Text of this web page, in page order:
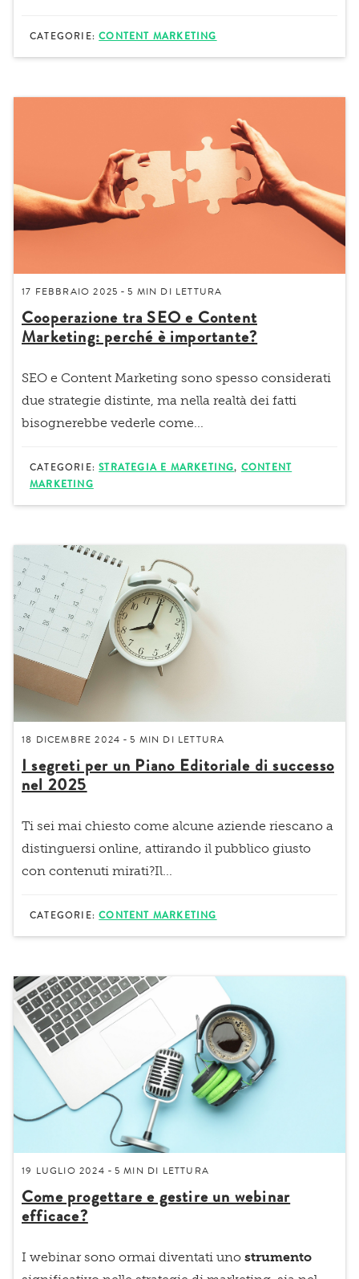
CATEGORIE:CONTENT MARKETING
17 FEBBRAIO 2025 -5 MIN DI LETTURA
Cooperazione tra SEO e Content
Marketing: perché è importante?
SEO e Content Marketing sono spesso considerati
due strategie distinte, ma nella realtà dei fatti
bisognerebbe vederle come...
CATEGORIE:STRATEGIA E MARKETING, CONTENT
MARKETING
18 DICEMBRE 2024 -5 MIN DI LETTURA
I segreti per un Piano Editoriale di successo
nel 2025
Ti sei mai chiesto come alcune aziende riescano a
distinguersi online, attirando il pubblico giusto
con contenuti mirati?Il...
CATEGORIE:CONTENT MARKETING
19 LUGLIO 2024 - 5 MIN DI LETTURA
Come progettare e gestire un webinar
efficace?
I webinar sono ormai diventati uno strumento